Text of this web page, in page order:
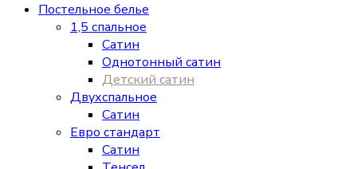
Постельное белье
1,5 спальное
Сатин
Однотонный сатин
Детский сатин
Двухспальное
Сатин
Евро стандарт
Сатин